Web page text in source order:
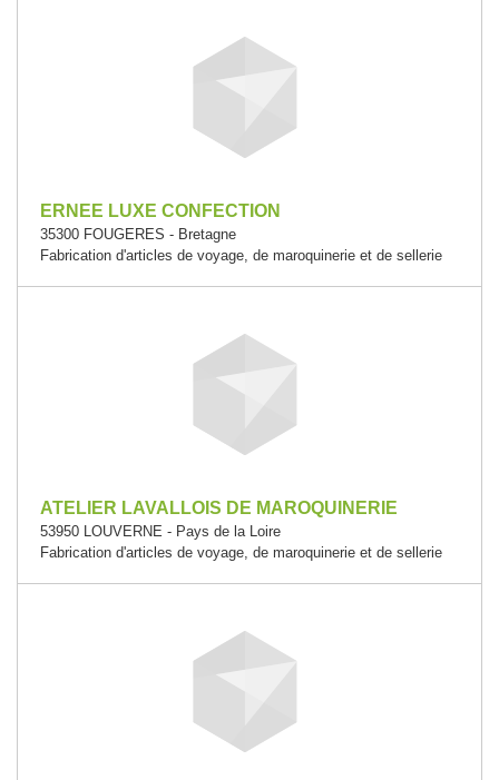
ERNEE LUXE CONFECTION
35300 FOUGERES - Bretagne
Fabrication d'articles de voyage, de maroquinerie et de sellerie
ATELIER LAVALLOIS DE MAROQUINERIE
53950 LOUVERNE - Pays de la Loire
Fabrication d'articles de voyage, de maroquinerie et de sellerie